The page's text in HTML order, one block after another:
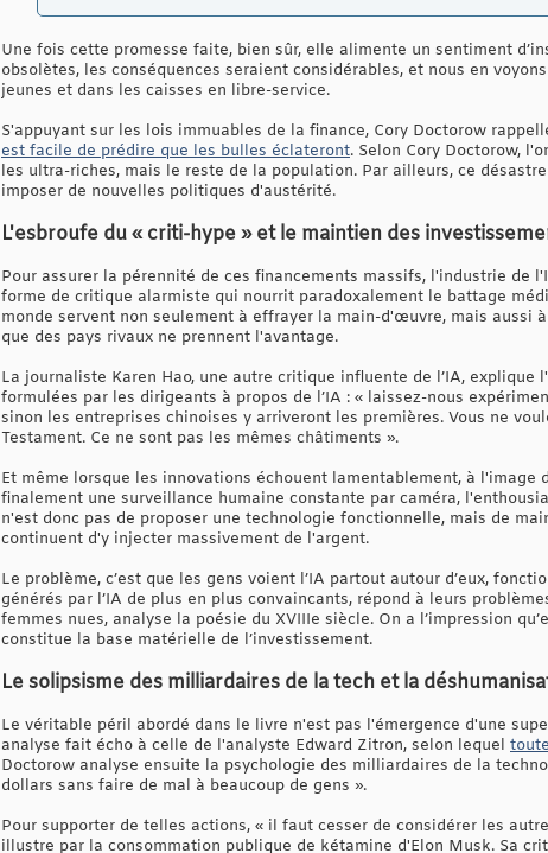
Une fois cette promesse faite, bien sûr, elle alimente un sentiment
obsolètes, les conséquences seraient considérables, et nous en
jeunes et dans les caisses en libre-service.
S'appuyant sur les lois immuables de la finance, Cory Doctorow
est facile de prédire que les bulles éclateront. Selon Cory Doctorow,
les ultra-riches, mais le reste de la population. Par ailleurs, ce
imposer de nouvelles politiques d'austérité.
L'esbroufe du « criti-hype » et le maintien des
Pour assurer la pérennité de ces financements massifs, l'industrie de
forme de critique alarmiste qui nourrit paradoxalement le battage
monde servent non seulement à effrayer la main-d'œuvre, mais
que des pays rivaux ne prennent l'avantage.
La journaliste Karen Hao, une autre critique influente de l’IA,
formulées par les dirigeants à propos de l’IA : « laissez-nous
sinon les entreprises chinoises y arriveront les premières. Vous ne
Testament. Ce ne sont pas les mêmes châtiments ».
Et même lorsque les innovations échouent lamentablement, à
finalement une surveillance humaine constante par caméra,
n'est donc pas de proposer une technologie fonctionnelle, mais de
continuent d'y injecter massivement de l'argent.
Le problème, c’est que les gens voient l’IA partout autour d’eux,
générés par l’IA de plus en plus convaincants, répond à leurs
femmes nues, analyse la poésie du XVIIIe siècle. On a l’impression
constitue la base matérielle de l’investissement.
Le solipsisme des milliardaires de la tech et la
Le véritable péril abordé dans le livre n'est pas l'émergence d'une
analyse fait écho à celle de l'analyste Edward Zitron, selon lequel
Doctorow analyse ensuite la psychologie des milliardaires de la
dollars sans faire de mal à beaucoup de gens ».
Pour supporter de telles actions, « il faut cesser de considérer les
illustre par la consommation publique de kétamine d'Elon Musk. Sa